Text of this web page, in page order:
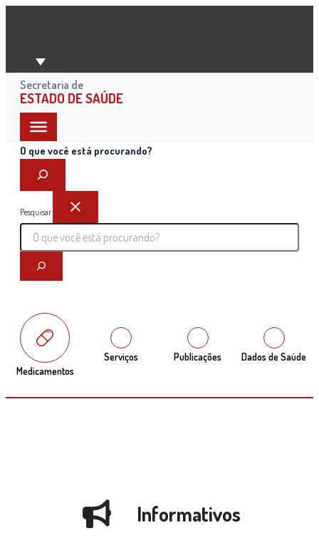
Ir
conteúdo
Secretaria de
ESTADO DE SAÚDE
O que você está procurando?
Pesquisar
Medicamentos
Serviços Publicações Dados de Saúde
Informativos